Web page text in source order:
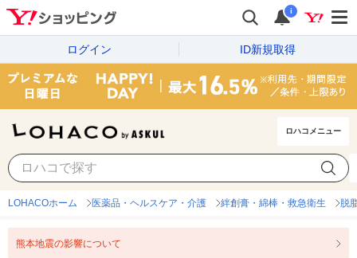
i
ログイン ID新規取得
ロハコメニュー
カテゴリ
LOHACOホーム 医薬品・ヘルスケア・介護 絆創膏・綿棒・救急衛生 脱
熊本地震の影響について